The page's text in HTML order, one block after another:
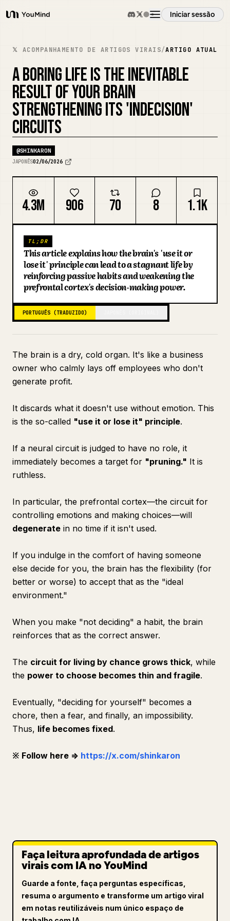
YouMind
Iniciar sessão
Visão geral
Casos de uso
Habilidades
Prompts
Preços
Transferir
Blogue
Atualizações
𝕏 ACOMPANHAMENTO DE ARTIGOS VIRAIS/ARTIGO ATUAL
A BORING LIFE IS THE INEVITABLE
RESULT OF YOUR BRAIN
STRENGTHENING ITS 'INDECISION'
CIRCUITS
@SHINKARON
JAPONÊS02/06/2026
4.3M 906 70 8 1.1K
TL;DR
This article explains how the brain's 'use it or
lose it' principle can lead to a stagnant life by
reinforcing passive habits and weakening the
prefrontal cortex's decision-making power.
PORTUGUÊS (TRADUZIDO)
The brain is a dry, cold organ. It's like a business
owner who calmly lays off employees who don't
generate profit.
It discards what it doesn't use without emotion. This
is the so-called "use it or lose it" principle.
If a neural circuit is judged to have no role, it
immediately becomes a target for "pruning." It is
ruthless.
In particular, the prefrontal cortex—the circuit for
controlling emotions and making choices—will
degenerate in no time if it isn't used.
If you indulge in the comfort of having someone
else decide for you, the brain has the flexibility (for
better or worse) to accept that as the "ideal
environment."
When you make "not deciding" a habit, the brain
reinforces that as the correct answer.
The circuit for living by chance grows thick, while
the power to choose becomes thin and fragile.
Eventually, "deciding for yourself" becomes a
chore, then a fear, and finally, an impossibility.
Thus, life becomes fixed.
※ Follow here ⇒ https://x.com/shinkaron
Faça leitura aprofundada de artigos
virais com IA no YouMind
Guarde a fonte, faça perguntas específicas,
resuma o argumento e transforme um artigo viral
em notas reutilizáveis num único espaço de